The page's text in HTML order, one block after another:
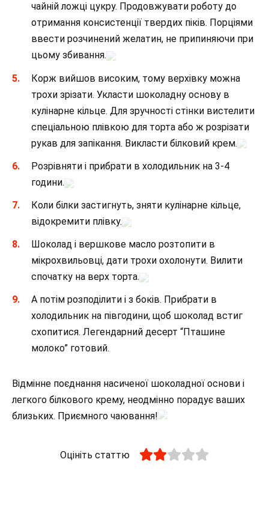
чайній ложці цукру. Продовжувати роботу до
отримання консистенції твердих піків. Порціями
ввести розчинений желатин, не припиняючи при
цьому збивання.
Корж вийшов високим, тому верхівку можна
трохи зрізати. Укласти шоколадну основу в
кулінарне кільце. Для зручності стінки вистелити
спеціальною плівкою для торта або ж розрізати
рукав для запікання. Викласти білковий крем.
Розрівняти і прибрати в холодильник на 3-4
години.
Коли білки застигнуть, зняти кулінарне кільце,
відокремити плівку.
Шоколад і вершкове масло розтопити в
мікрохвильовці, дати трохи охолонути. Вилити
спочатку на верх торта.
А потім розподілити і з боків. Прибрати в
холодильник на півгодини, щоб шоколад встиг
схопитися. Легендарний десерт “Пташине
молоко” готовий.
Відмінне поєднання насиченої шоколадної основи і
легкого білкового крему, неодмінно порадує ваших
близьких. Приємного чаювання!
Оцініть статтю